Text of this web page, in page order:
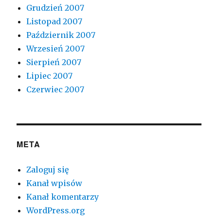
Grudzień 2007
Listopad 2007
Październik 2007
Wrzesień 2007
Sierpień 2007
Lipiec 2007
Czerwiec 2007
META
Zaloguj się
Kanał wpisów
Kanał komentarzy
WordPress.org